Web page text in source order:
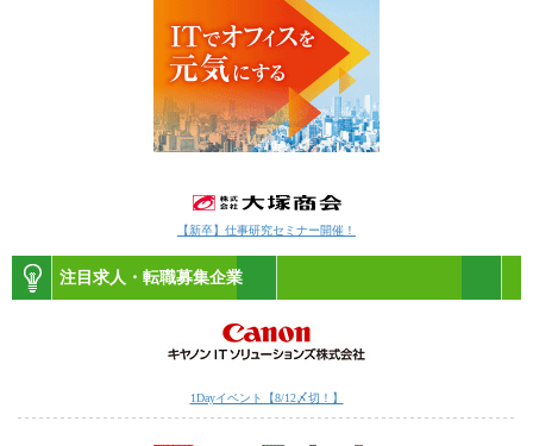
【新卒】仕事研究セミナー開催！
注目求人・転職募集企業
1Dayイベント【8/12〆切！】